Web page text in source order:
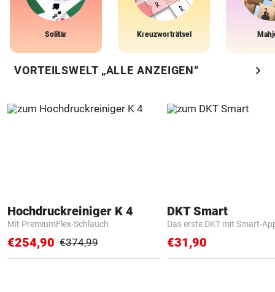
Solitär Kreuzworträtsel
VORTEILSWELT „ALLE ANZEIGEN“ chevron_right
Hochdruckreiniger K 4
Mit PremiumFlex-Schlauch
€254,90 €374,99
DKT Smart
Das erste DKT mit Smart-
€31,90